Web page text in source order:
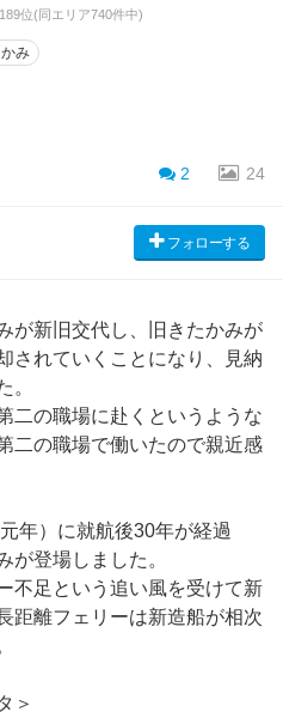
189位(同エリア740件中)
み
2 24
フォローする
が新旧交代し、旧きたかみが
されていくことになり、見納
。
二の職場に赴くというような
二の職場で働いたので親近感
年）に就航後30年が経過
が登場しました。
不足という追い風を受けて新
距離フェリーは新造船が相次
＞